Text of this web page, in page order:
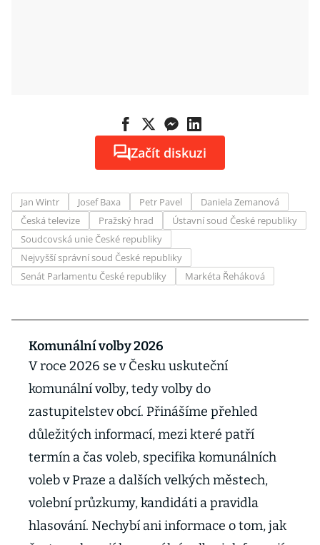
Začít diskuzi
Jan Wintr Josef Baxa Petr Pavel
Daniela Zemanová
Česká televize
Pražský hrad
Ústavní soud České republiky
Soudcovská unie České republiky
Nejvyšší správní soud České republiky
Senát Parlamentu České republiky
Markéta Řeháková
Komunální volby 2026
V roce 2026 se v Česku uskuteční
komunální volby, tedy volby do
zastupitelstev obcí. Přinášíme přehled
důležitých informací, mezi které patří
termín a čas voleb, specifika komunálních
voleb v Praze a dalších velkých městech,
volební průzkumy, kandidáti a pravidla
hlasování. Nechybí ani informace o tom, jak